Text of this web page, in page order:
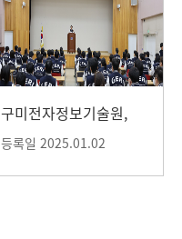
구미전자정보기술원,
등록일 2025.01.02